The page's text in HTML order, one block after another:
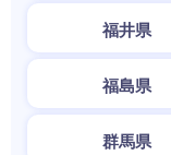
福井県
福島県
群馬県